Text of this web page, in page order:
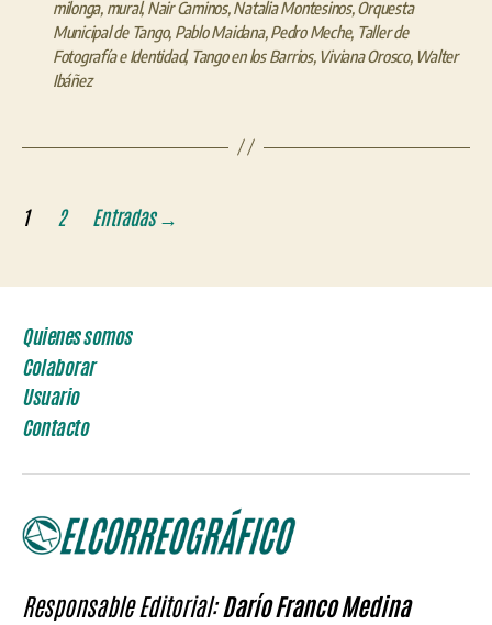
milonga, mural,Nair Caminos,Natalia Montesinos,Orquesta
Municipal de Tango, Pablo Maidana,Pedro Meche, Taller de
Fotografía e Identidad, Tango en los Barrios, Viviana Orosco, Walter
Ibáñez
Paginación
de
entradas
1 2 Entradas →
Quienes somos
Colaborar
Usuario
Contacto
Responsable Editorial:Darío Franco Medina